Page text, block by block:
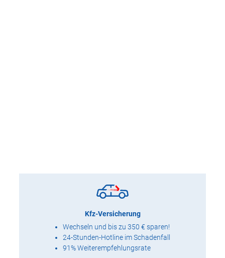
Kfz-Versicherung
Wechseln und bis zu 350 € sparen!
24-Stunden-Hotline im Schadenfall
91% Weiterempfehlungsrate